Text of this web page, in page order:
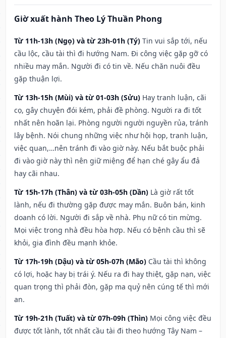
Giờ xuất hành Theo Lý Thuần Phong
Từ 11h-13h (Ngọ) và từ 23h-01h (Tý) Tin vui sắp tới, nếu
cầu lộc, cầu tài thì đi hướng Nam. Đi công việc gặp gỡ có
nhiều may mắn. Người đi có tin về. Nếu chăn nuôi đều
gặp thuận lợi.
Từ 13h-15h (Mùi) và từ 01-03h (Sửu) Hay tranh luận, cãi
cọ, gây chuyện đói kém, phải đề phòng. Người ra đi tốt
nhất nên hoãn lại. Phòng người người nguyền rủa, tránh
lây bệnh. Nói chung những việc như hội họp, tranh luận,
việc quan,…nên tránh đi vào giờ này. Nếu bắt buộc phải
đi vào giờ này thì nên giữ miệng để hạn ché gây ẩu đả
hay cãi nhau.
Từ 15h-17h (Thân) và từ 03h-05h (Dần) Là giờ rất tốt
lành, nếu đi thường gặp được may mắn. Buôn bán, kinh
doanh có lời. Người đi sắp về nhà. Phụ nữ có tin mừng.
Mọi việc trong nhà đều hòa hợp. Nếu có bệnh cầu thì sẽ
khỏi, gia đình đều mạnh khỏe.
Từ 17h-19h (Dậu) và từ 05h-07h (Mão) Cầu tài thì không
có lợi, hoặc hay bị trái ý. Nếu ra đi hay thiệt, gặp nạn, việc
quan trọng thì phải đòn, gặp ma quỷ nên cúng tế thì mới
an.
Từ 19h-21h (Tuất) và từ 07h-09h (Thìn) Mọi công việc đều
được tốt lành, tốt nhất cầu tài đi theo hướng Tây Nam –